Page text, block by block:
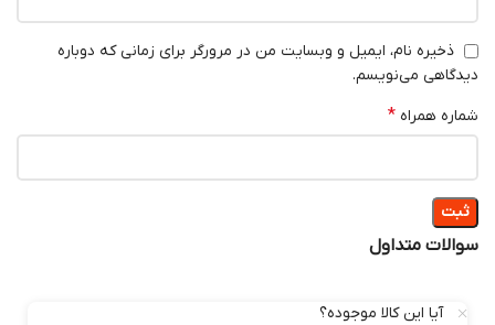
ذخیره نام، ایمیل و وبسایت من در مرورگر برای زمانی که دوباره
می‌نویسم.
همراه*
متداول
آیا این کالا موجوده؟